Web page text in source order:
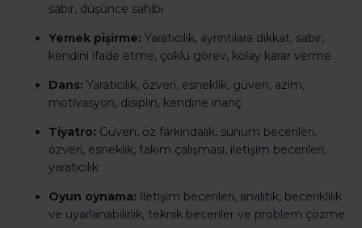
sabır, düşünce sahibi
Yemek pişirme: Yaratıcılık, ayrıntılara dikkat, sabır,
kendini ifade etme, çoklu görev, kolay karar verme
Dans: Yaratıcılık, özveri, esneklik, güven, azim,
motivasyon, disiplin, kendine inanç
Tiyatro: Güven, öz farkındalık, sunum becerileri,
özveri, esneklik, takım çalışması, iletişim becerileri,
yaratıcılık
Oyun oynama: İletişim becerileri, analitik, beceriklilik
ve uyarlanabilirlik, teknik beceriler ve problem çözme